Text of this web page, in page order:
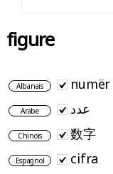
figure
Albanais numër
Arabe عدد
Chinois 数字
Espagnol cifra